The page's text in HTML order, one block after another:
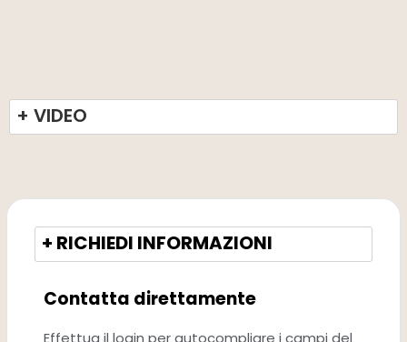
+ VIDEO
+ RICHIEDI INFORMAZIONI
Contatta direttamente
Effettua il login per autocompliare i campi del